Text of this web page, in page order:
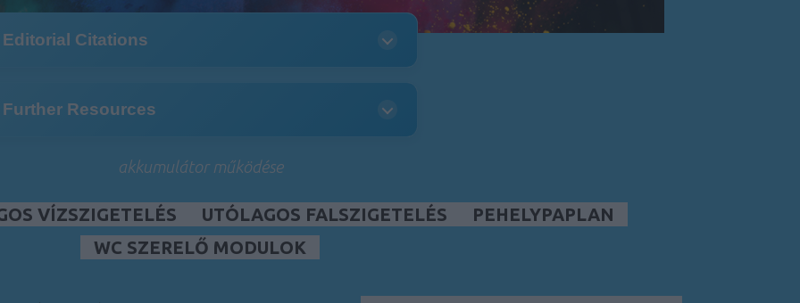
Editorial Citations
Further Resources
akkumulátor működése
VÍZSZIGETELÉS UTÓLAGOS FALSZIGETELÉS
PEHELYPAPLAN
WC SZERELŐ MODULOK